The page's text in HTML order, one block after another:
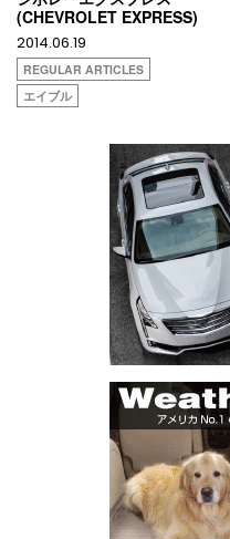
(CHEVROLET EXPRESS)
2014.06.19
REGULAR ARTICLES
エイブル